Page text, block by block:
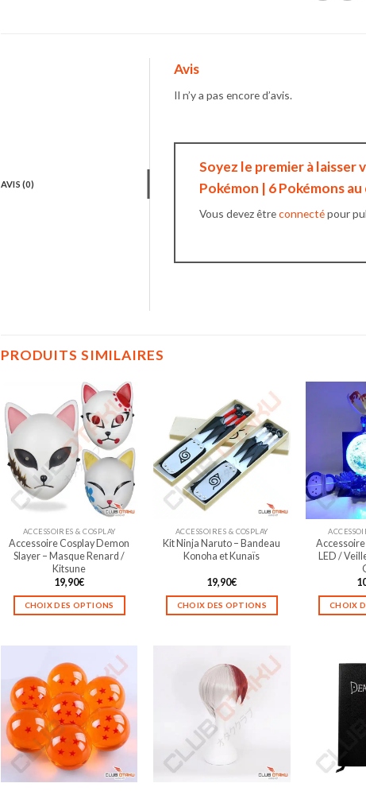
AVIS (0)
Avis
Il n’y a pas encore d’avis.
Soyez le premier à laisser
Pokémon | 6 Pokémons au
Vous devez êtreconnectépour
PRODUITS SIMILAIRES
ACCESSOIRES & COSPLAY
Accessoire Cosplay Demon
Slayer – Masque Renard /
Kitsune
19,90€
CHOIX DES OPTIONS
plusieurs
variations.
Les
options
peuvent
être
choisies
sur
ACCESSOIRES & COSPLAY
Kit Ninja Naruto – Bandeau
Konoha et Kunaïs
19,90€
CHOIX DES OPTIONS
plusieurs
variations.
Les
options
peuvent
choisies
LED /
CHOIX